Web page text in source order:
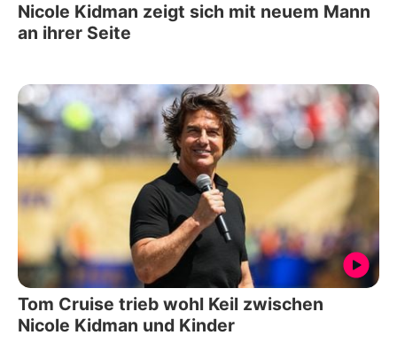
Nicole Kidman zeigt sich mit neuem Mann
an ihrer Seite
Tom Cruise trieb wohl Keil zwischen
Nicole Kidman und Kinder